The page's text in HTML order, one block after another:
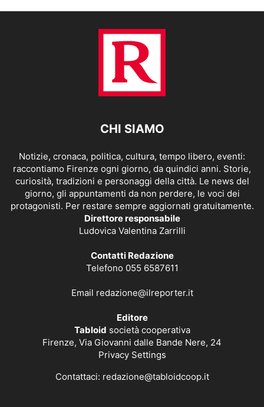
CHI SIAMO
Notizie, cronaca, politica, cultura, tempo libero, eventi:
raccontiamo Firenze ogni giorno, da quindici anni. Storie,
curiosità, tradizioni e personaggi della città. Le news del
giorno, gli appuntamenti da non perdere, le voci dei
protagonisti. Per restare sempre aggiornati gratuitamente.
Direttore responsabile
Ludovica Valentina Zarrilli
Contatti Redazione
Telefono 055 6587611
Email redazione@ilreporter.it
Editore
Tabloid società cooperativa
Firenze, Via Giovanni dalle Bande Nere, 24
Privacy Settings
Contattaci: redazione@tabloidcoop.it